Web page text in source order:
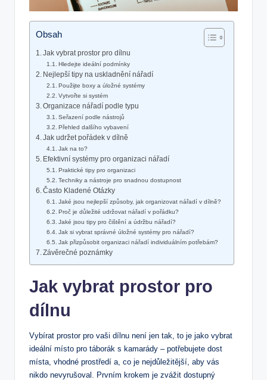
Obsah
Jak vybrat prostor pro dílnu
Hledejte ideální podmínky
Nejlepší tipy na uskladnění nářadí
Použijte boxy a úložné systémy
Vytvořte si systém
Organizace nářadí podle typu
Seřazení podle nástrojů
Přehled dalšího vybavení
Jak udržet pořádek v dílně
Jak na to?
Efektivní systémy pro organizaci nářadí
Praktické tipy pro organizaci
Techniky a nástroje pro snadnou dostupnost
Často Kladené Otázky
Jaké jsou nejlepší způsoby, jak organizovat nářadí v dílně?
Proč je důležité udržovat nářadí v pořádku?
Jaké jsou tipy pro čištění a údržbu nářadí?
Jak si vybrat správné úložné systémy pro nářadí?
Jak přizpůsobit organizaci nářadí individuálním potřebám?
Závěrečné poznámky
Jak vybrat prostor pro
dílnu
Vybírat prostor pro vaši dílnu není jen tak, to je jako vybrat
ideální místo pro táborák s kamarády – potřebujete dost
místa, vhodné prostředí a, co je nejdůležitější, aby vás
nikdo nevyrušoval. Prvním krokem je zvážit dostupný